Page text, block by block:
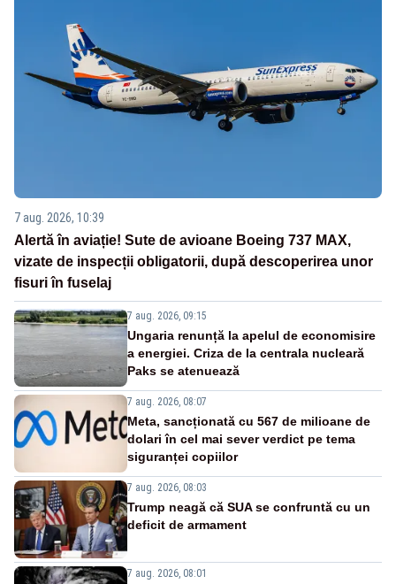
7 aug. 2026, 10:39
Alertă în aviație! Sute de avioane Boeing 737 MAX,
vizate de inspecții obligatorii, după descoperirea unor
fisuri în fuselaj
7 aug. 2026, 09:15
Ungaria renunță la apelul de economisire
a energiei. Criza de la centrala nucleară
Paks se atenuează
7 aug. 2026, 08:07
Meta, sancționată cu 567 de milioane de
dolari în cel mai sever verdict pe tema
siguranței copiilor
7 aug. 2026, 08:03
Trump neagă că SUA se confruntă cu un
deficit de armament
7 aug. 2026, 08:01